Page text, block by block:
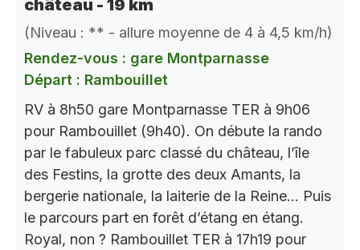
château - 19 km
(Niveau : ** - allure moyenne de 4 à 4,5 km/h)
Rendez-vous : gare Montparnasse
Départ : Rambouillet
RV à 8h50 gare Montparnasse TER à 9h06
pour Rambouillet (9h40). On débute la rando
par le fabuleux parc classé du château, l’île
des Festins, la grotte des deux Amants, la
bergerie nationale, la laiterie de la Reine… Puis
le parcours part en forêt d’étang en étang.
Royal, non ? Rambouillet TER à 17h19 pour